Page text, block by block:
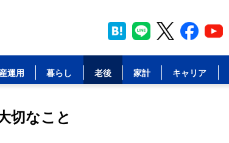
運用 暮らし 老後 家計 キャリア
切なこと